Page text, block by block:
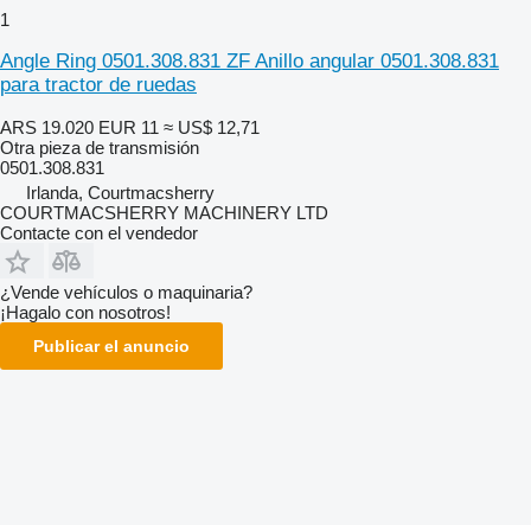
1
Angle Ring 0501.308.831 ZF Anillo angular 0501.308.831
para tractor de ruedas
ARS 19.020 EUR 11 ≈ US$ 12,71
Otra pieza de transmisión
0501.308.831
Irlanda, Courtmacsherry
COURTMACSHERRY MACHINERY LTD
Contacte con el vendedor
¿Vende vehículos o maquinaria?
¡Hagalo con nosotros!
Publicar el anuncio